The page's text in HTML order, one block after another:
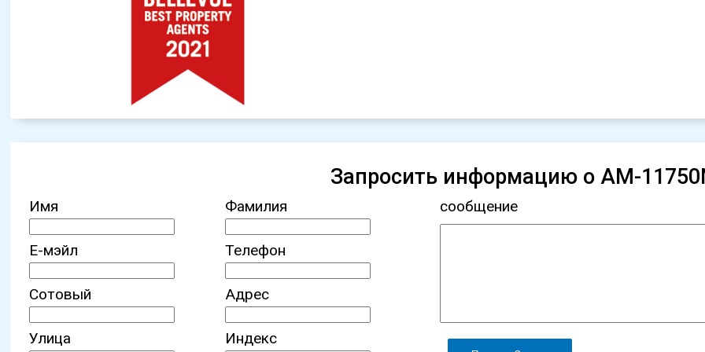
Запросить информацию о AM-
Имя Фамилия
Е-мэйл Телефон
Сотовый Адрес
Улица Индекс
сообщение